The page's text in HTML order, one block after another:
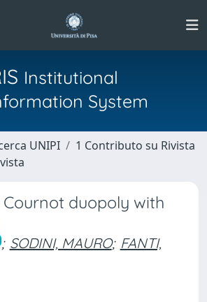
Institutional
System
UNIPI
1 Contributo su Rivista
duopoly with
; SODINI, MAURO; FANTI,